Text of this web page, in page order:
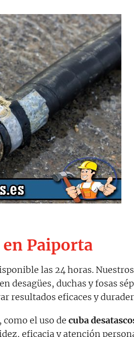
en Paiporta
las 24 horas.
desagües, duchas y fosas
resultados eficaces y
el uso de cuba
eficacia y atención